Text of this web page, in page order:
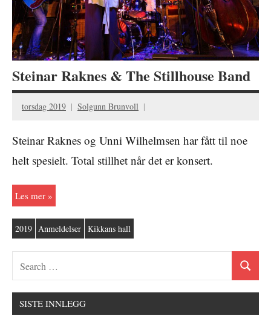
Steinar Raknes & The Stillhouse Band
torsdag 2019 Solgunn Brunvoll
Steinar Raknes og Unni Wilhelmsen har fått til noe
helt spesielt. Total stillhet når det er konsert.
Les mer
2019 Anmeldelser Kikkans hall
SISTE INNLEGG